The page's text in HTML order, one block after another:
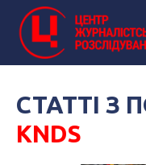
СТАТТІ З
KNDS